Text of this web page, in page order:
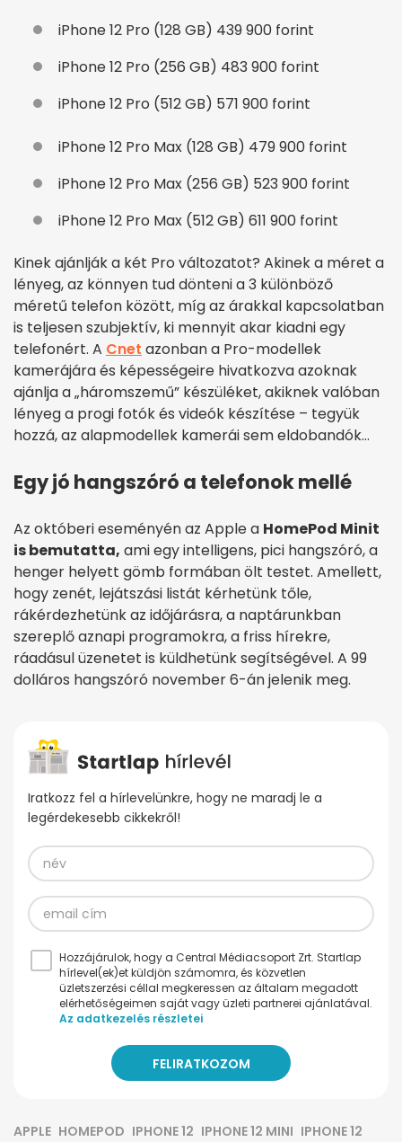
iPhone 12 Pro (128 GB) 439 900 forint
iPhone 12 Pro (256 GB) 483 900 forint
iPhone 12 Pro (512 GB) 571 900 forint
iPhone 12 Pro Max (128 GB) 479 900 forint
iPhone 12 Pro Max (256 GB) 523 900 forint
iPhone 12 Pro Max (512 GB) 611 900 forint
Kinek ajánlják a két Pro változatot? Akinek a méret a
lényeg, az könnyen tud dönteni a 3 különböző
méretű telefon között, míg az árakkal kapcsolatban
is teljesen szubjektív, ki mennyit akar kiadni egy
telefonért. A Cnet azonban a Pro-modellek
kamerájára és képességeire hivatkozva azoknak
ajánlja a „háromszemű” készüléket, akiknek valóban
lényeg a progi fotók és videók készítése – tegyük
hozzá, az alapmodellek kamerái sem eldobandók…
Egy jó hangszóró a telefonok mellé
Az októberi eseményén az Apple a HomePod Minit
is bemutatta, ami egy intelligens, pici hangszóró, a
henger helyett gömb formában ölt testet. Amellett,
hogy zenét, lejátszási listát kérhetünk tőle,
rákérdezhetünk az időjárásra, a naptárunkban
szereplő aznapi programokra, a friss hírekre,
ráadásul üzenetet is küldhetünk segítségével. A 99
dolláros hangszóró november 6-án jelenik meg.
Iratkozz fel a hírlevelünkre, hogy ne maradj le a
legérdekesebb cikkekről!
Hozzájárulok, hogy a Central Médiacsoport Zrt. Startlap
hírlevel(ek)et küldjön számomra, és közvetlen
üzletszerzési céllal megkeressen az általam megadott
elérhetőségeimen saját vagy üzleti partnerei ajánlatával.
Az adatkezelés részletei
APPLE HOMEPOD IPHONE 12 IPHONE 12 MINI IPHONE 12